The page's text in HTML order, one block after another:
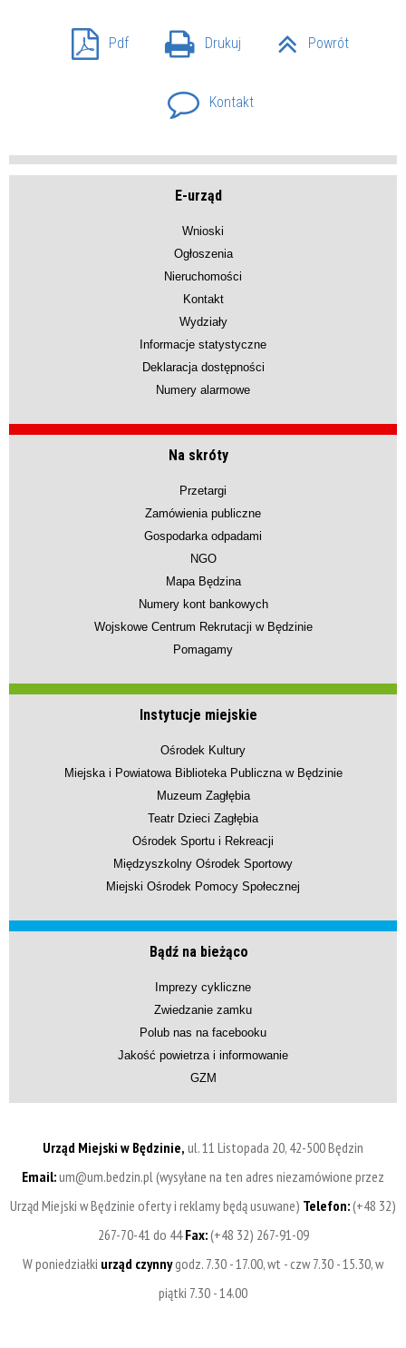
Pdf Drukuj Powrót
Kontakt
E-urząd
Wnioski
Ogłoszenia
Nieruchomości
Kontakt
Wydziały
Informacje statystyczne
Deklaracja dostępności
Numery alarmowe
Na skróty
Przetargi
Zamówienia publiczne
Gospodarka odpadami
NGO
Mapa Będzina
Numery kont bankowych
Wojskowe Centrum Rekrutacji w Będzinie
Pomagamy
Instytucje miejskie
Ośrodek Kultury
Miejska i Powiatowa Biblioteka Publiczna w Będzinie
Muzeum Zagłębia
Teatr Dzieci Zagłębia
Ośrodek Sportu i Rekreacji
Międzyszkolny Ośrodek Sportowy
Miejski Ośrodek Pomocy Społecznej
Bądź na bieżąco
Imprezy cykliczne
Zwiedzanie zamku
Polub nas na facebooku
Jakość powietrza i informowanie
GZM
Urząd Miejski w Będzinie, ul. 11 Listopada 20, 42-500 Będzin
Email:um@um.bedzin.pl (wysyłane na ten adres niezamówione przez
Urząd Miejski w Będzinie oferty i reklamy będą usuwane) Telefon:(+48 32)
267-70-41 do 44Fax:(+48 32) 267-91-09
W poniedziałki urząd czynnygodz. 7.30 - 17.00, wt - czw 7.30 - 15.30, w
piątki 7.30 - 14.00